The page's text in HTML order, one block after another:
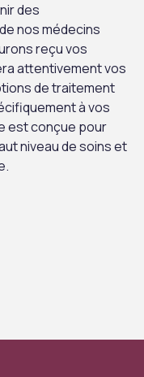
des
nos médecins
reçu vos
attentivement vos
de traitement
à vos
est conçue pour
niveau de soins et